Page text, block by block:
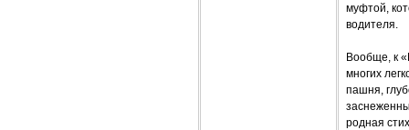
муфтой,
водителя.
Вообще, к
многих
пашня,
родная